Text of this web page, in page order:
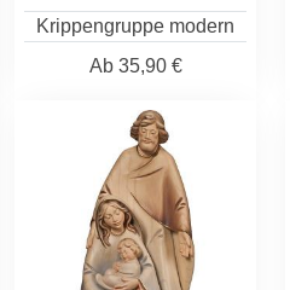
Krippengruppe modern
Ab35,90 €